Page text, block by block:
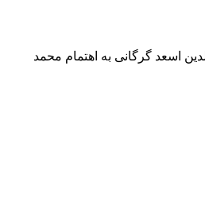
اسعد گرگانی به اهتمام محمد